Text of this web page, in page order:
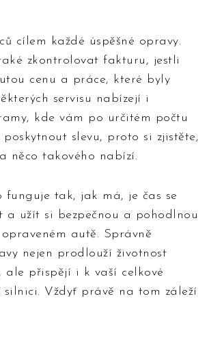
cílem každé úspěšné opravy.
zkontrolovat fakturu, jestli
cenu a práce, které byly
servisu nabízejí i
kde vám po určitém počtu
poskytnout slevu, proto si zjistěte,
něco takového nabízí.
funguje tak, jak má, je čas se
užít si bezpečnou a pohodlnou
autě. Správně
nejen prodlouží životnost
ale přispějí i k vaší celkové
silnici. Vždyť právě na tom záleží